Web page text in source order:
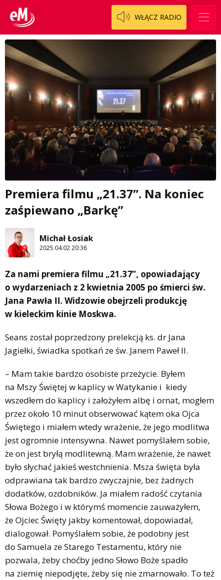
WŁĄCZ RADIO
Premiera filmu „21.37”. Na koniec
zaśpiewano „Barkę”
Michał Łosiak
2025.04.02 20:36
Za nami premiera filmu „21.37”, opowiadający
o wydarzeniach z 2 kwietnia 2005 po śmierci św.
Jana Pawła II. Widzowie obejrzeli produkcję
w kieleckim kinie Moskwa.
Seans został poprzedzony prelekcją ks. dr Jana
Jagiełki, świadka spotkań ze św. Janem Paweł II.
– Mam takie bardzo osobiste przeżycie. Byłem
na Mszy Świętej w kaplicy w Watykanie i kiedy
wszedłem do kaplicy i założyłem albę i ornat, mogłem
przez około 10 minut obserwować kątem oka Ojca
Świętego i miałem wtedy wrażenie, że jego modlitwa
jest ogromnie intensywna. Nawet pomyślałem sobie,
że on jest bryłą modlitewną. Mam wrażenie, że nawet
było słychać jakieś westchnienia. Msza święta była
odprawiana tak bardzo zwyczajnie, bez żadnych
dodatków, ozdobników. Ja miałem radość czytania
Słowa Bożego i w którymś momencie zauważyłem,
że Ojciec Święty jakby komentował, dopowiadał,
dialogował. Pomyślałem sobie, że podobny jest
do Samuela ze Starego Testamentu, który nie
pozwala, żeby choćby jedno Słowo Boże spadło
na ziemię niepodjęte, żeby się nie zmarnowało. To też